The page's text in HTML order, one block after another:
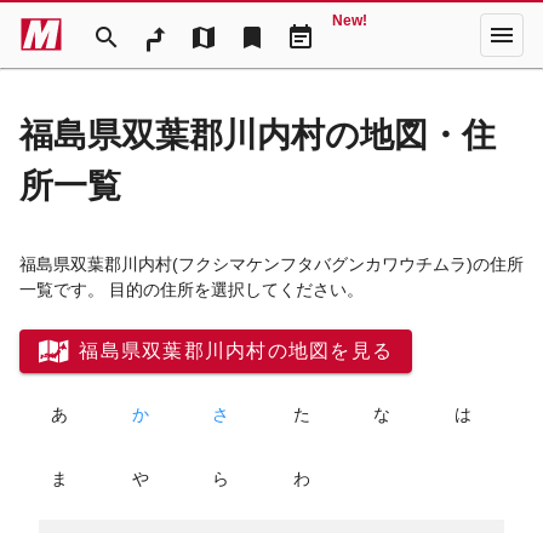
search map bookmark event_note
New! menu
福島県双葉郡川内村の地図・住
所一覧
福島県双葉郡川内村(フクシマケンフタバグンカワウチムラ)の住所
一覧です。 目的の住所を選択してください。
福島県双葉郡川内村の地図を見る
あ か さ た な は
ま や ら わ